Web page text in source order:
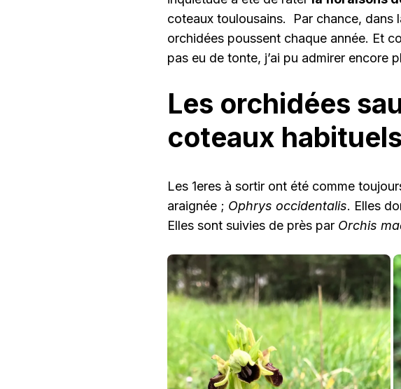
coteaux toulousains. Par chance, dans
orchidées poussent chaque année. Et
pas eu de tonte, j’ai pu admirer encore
Les orchidées
coteaux habituels
Les 1eres à sortir ont été comme
araignée ; Ophrys occidentalis. Elles
Elles sont suivies de près par Orchis